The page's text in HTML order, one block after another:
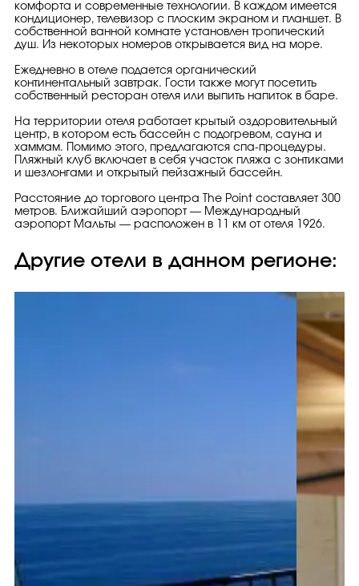
комфорта и современные технологии. В каждом имеется
кондиционер, телевизор с плоским экраном и планшет. В
собственной ванной комнате установлен тропический
душ. Из некоторых номеров открывается вид на море.
Ежедневно в отеле подается органический
континентальный завтрак. Гости также могут посетить
собственный ресторан отеля или выпить напиток в баре.
На территории отеля работает крытый оздоровительный
центр, в котором есть бассейн с подогревом, сауна и
хаммам. Помимо этого, предлагаются спа-процедуры.
Пляжный клуб включает в себя участок пляжа с зонтиками
и шезлонгами и открытый пейзажный бассейн.
Расстояние до торгового центра The Point составляет 300
метров. Ближайший аэропорт — Международный
аэропорт Мальты — расположен в 11 км от отеля 1926.
Другие отели в данном регионе: